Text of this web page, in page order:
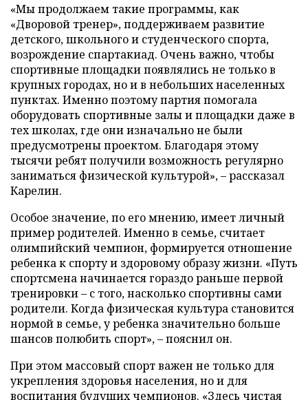
«Мы продолжаем такие программы, как
«Дворовой тренер», поддерживаем развитие
детского, школьного и студенческого спорта,
возрождение спартакиад. Очень важно, чтобы
спортивные площадки появлялись не только в
крупных городах, но и в небольших населенных
пунктах. Именно поэтому партия помогала
оборудовать спортивные залы и площадки даже в
тех школах, где они изначально не были
предусмотрены проектом. Благодаря этому
тысячи ребят получили возможность регулярно
заниматься физической культурой», – рассказал
Карелин.
Особое значение, по его мнению, имеет личный
пример родителей. Именно в семье, считает
олимпийский чемпион, формируется отношение
ребенка к спорту и здоровому образу жизни. «Путь
спортсмена начинается гораздо раньше первой
тренировки – с того, насколько спортивны сами
родители. Когда физическая культура становится
нормой в семье, у ребенка значительно больше
шансов полюбить спорт», – пояснил он.
При этом массовый спорт важен не только для
укрепления здоровья населения, но и для
воспитания будущих чемпионов. «Здесь чистая